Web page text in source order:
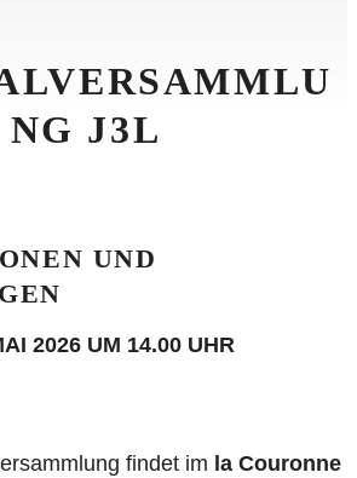
NG J3L
UND
2026 UM 14.00 UHR
findet im la Couronne